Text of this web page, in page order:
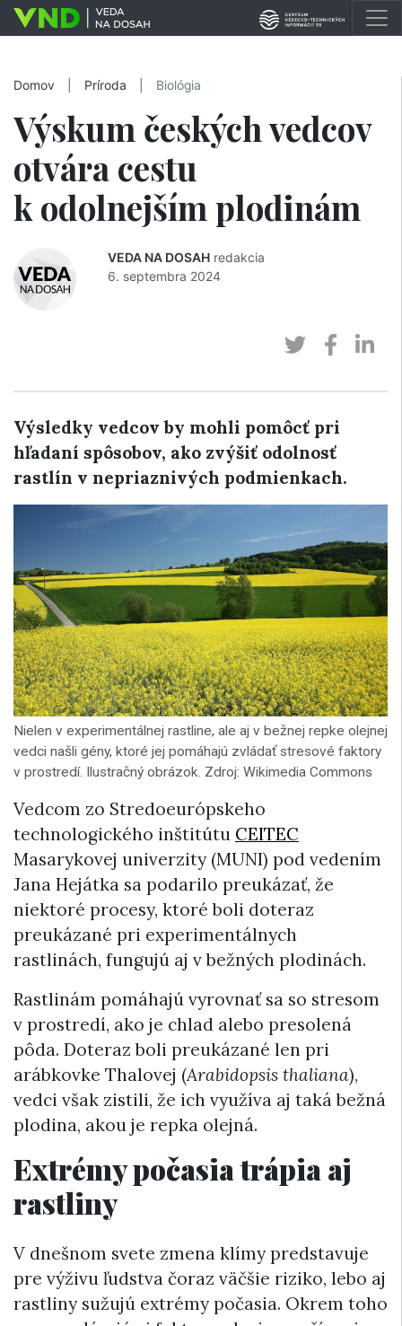
Domov Príroda Biológia
Výskum českých vedcov
otvára cestu
k odolnejším plodinám
VEDA NA DOSAH redakcia
6. septembra 2024
Výsledky vedcov by mohli pomôcť pri
hľadaní spôsobov, ako zvýšiť odolnosť
rastlín v nepriaznivých podmienkach.
Nielen v experimentálnej rastline, ale aj v bežnej repke olejnej
vedci našli gény, ktoré jej pomáhajú zvládať stresové faktory
v prostredí. Ilustračný obrázok. Zdroj: Wikimedia Commons
Vedcom zo Stredoeurópskeho
technologického inštitútu CEITEC
Masarykovej univerzity (MUNI) pod vedením
Jana Hejátka sa podarilo preukázať, že
niektoré procesy, ktoré boli doteraz
preukázané pri experimentálnych
rastlinách, fungujú aj v bežných plodinách.
Rastlinám pomáhajú vyrovnať sa so stresom
v prostredí, ako je chlad alebo presolená
pôda. Doteraz boli preukázané len pri
arábkovke Thalovej (Arabidopsis thaliana),
vedci však zistili, že ich využíva aj taká bežná
plodina, akou je repka olejná.
Extrémy počasia trápia aj
rastliny
V dnešnom svete zmena klímy predstavuje
pre výživu ľudstva čoraz väčšie riziko, lebo aj
rastliny sužujú extrémy počasia. Okrem toho